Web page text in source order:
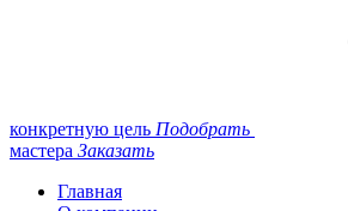
конкретную цель Подобрать
мастера Заказать
Главная